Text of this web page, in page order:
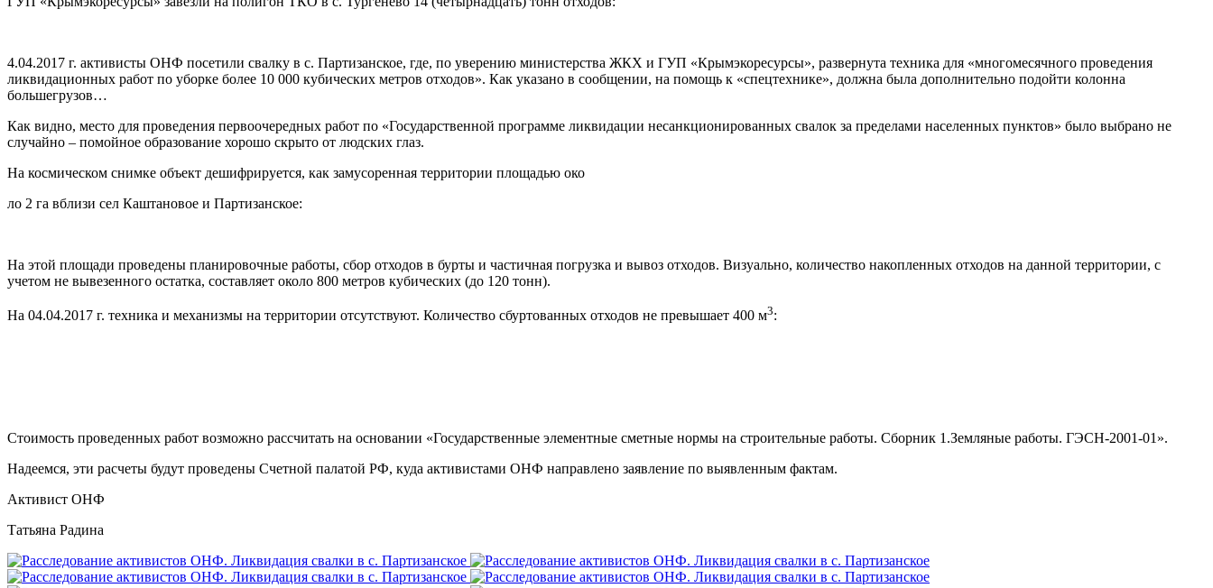
4.04.2017 г. активисты ОНФ посетили свалку в с. Партизанское, где, по уверению министерства ЖКХ и ГУП «Крымэкоресурсы», развернута техника для «многомесячного проведения
ликвидационных работ по уборке более 10 000 кубических метров отходов». Как указано в сообщении, на помощь к «спецтехнике», должна была дополнительно подойти колонна
большегрузов…
Как видно, место для проведения первоочередных работ по «Государственной программе ликвидации несанкционированных свалок за пределами населенных пунктов» было выбрано не
случайно – помойное образование хорошо скрыто от людских глаз.
На космическом снимке объект дешифрируется, как замусоренная территории площадью око
ло 2 га вблизи сел Каштановое и Партизанское:
На этой площади проведены планировочные работы, сбор отходов в бурты и частичная погрузка и вывоз отходов. Визуально, количество накопленных отходов на данной территории, с
учетом не вывезенного остатка, составляет около 800 метров кубических (до 120 тонн).
На 04.04.2017 г. техника и механизмы на территории отсутствуют. Количество сбуртованных отходов не превышает 400 м3:
Стоимость проведенных работ возможно рассчитать на основании «Государственные элементные сметные нормы на строительные работы. Сборник 1.Земляные работы. ГЭСН-2001-01».
Надеемся, эти расчеты будут проведены Счетной палатой РФ, куда активистами ОНФ направлено заявление по выявленным фактам.
Активист ОНФ
Татьяна Радина